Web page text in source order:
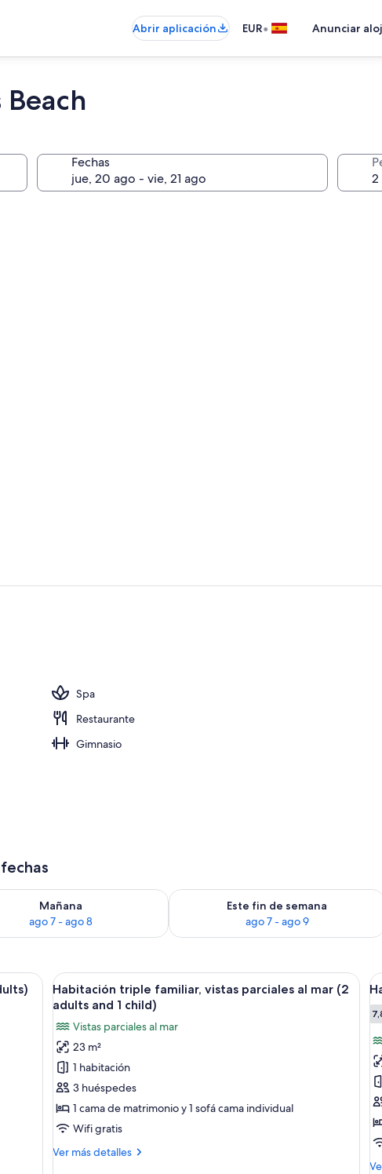
Abrir aplicación EUR• Anunciar
Fechas
Spa
Restaurante
Gimnasio
- ago 7
Mañana
ago 7 - ago 8
la disponibilidad para mañana, ago 7 - ago 8
Este fin de semana
ago 7 - ago 9
Consulta la disponibilidad para este
dos camas, un escritorio de madera, un hervidor y un televisor.
Abrir
todas
fotos
de
Habitación
triple
familiar,
vistas
al
Una habitación de hotel con cama,
6
Habitación triple familiar, vistas parciales al mar (2
adults and 1 child)
Vistas parciales al mar
23 m²
1 habitación
3 huéspedes
1 cama de matrimonio y 1 sofá cama individual
Wifi gratis
Ver más detalles
Más
al